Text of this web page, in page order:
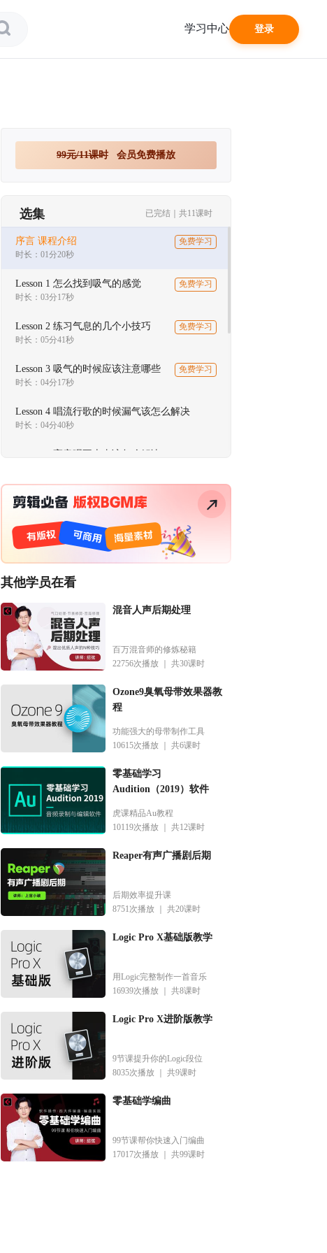
学习中心 登录
99元/11课时 会员免费播放
选集 已完结｜共11课时
序言 课程介绍
时长：01分20秒
免费学习
Lesson 1 怎么找到吸气的感觉
时长：03分17秒
免费学习
Lesson 2 练习气息的几个小技巧
时长：05分41秒
免费学习
Lesson 3 吸气的时候应该注意哪些
时长：04分17秒
免费学习
Lesson 4 唱流行歌的时候漏气该怎么解决
时长：04分40秒
Lesson 6 混声练习小技巧
时长：06分40秒
Lesson 7 唱流行歌吐字不清楚该怎么解决
Lesson 8 唱流行歌听起来没有感情怎么解决
Lesson 9 节奏感弱、跑调该怎么解决
时长：08分30秒
Lesson 10 怎样学习一首流行歌
其他学员在看
混音人声后期处理
百万混音师的修炼秘籍
22756次播放 ｜ 共30课时
Ozone9臭氧母带效果器教
程
功能强大的母带制作工具
10615次播放 ｜ 共6课时
零基础学习
Audition（2019）软件
虎课精品Au教程
10119次播放 ｜ 共12课时
Reaper有声广播剧后期
后期效率提升课
8751次播放 ｜ 共20课时
Logic Pro X基础版教学
用Logic完整制作一首音乐
16939次播放 ｜ 共8课时
Logic Pro X进阶版教学
9节课提升你的Logic段位
8035次播放 ｜ 共9课时
零基础学编曲
99节课帮你快速入门编曲
17017次播放 ｜ 共99课时